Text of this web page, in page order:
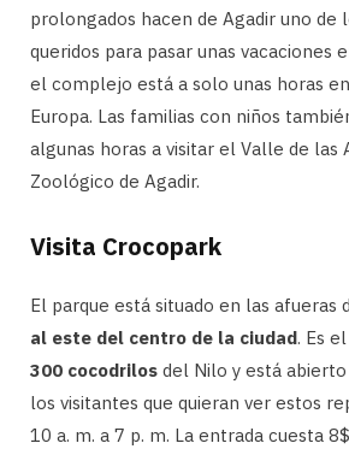
prolongados hacen de Agadir uno de
queridos para pasar unas vacaciones
el complejo está a solo unas horas
Europa. Las familias con niños
algunas horas a visitar el Valle de las
Zoológico de Agadir.
Visita Crocopark
El parque está situado en las afueras
al este del centro de la ciudad. Es
300 cocodrilos del Nilo y está
los visitantes que quieran ver estos
10 a. m. a 7 p. m. La entrada cuesta